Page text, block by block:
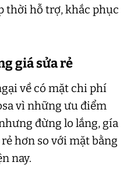
thời hỗ trợ, khắc phục
giá sửa rẻ
về có mặt chi phí
vì những ưu điểm
đừng lo lắng, gía
hơn so với mặt bằng
nay.